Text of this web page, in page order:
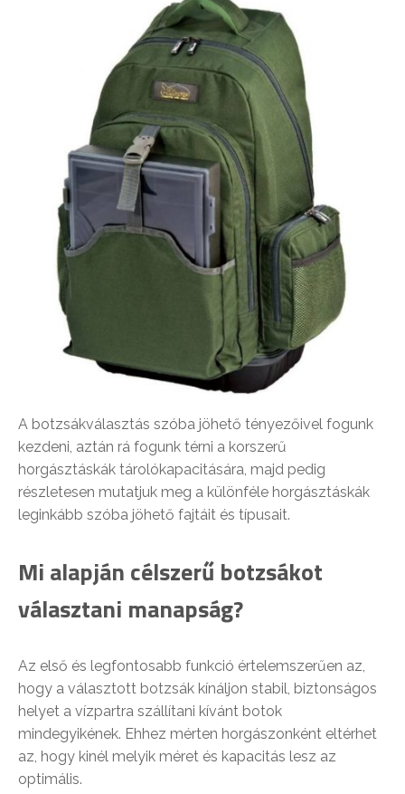
A botzsákválasztás szóba jöhető tényezőivel fogunk
kezdeni, aztán rá fogunk térni a korszerű
horgásztáskák tárolókapacitására, majd pedig
részletesen mutatjuk meg a különféle horgásztáskák
leginkább szóba jöhető fajtáit és típusait.
Mi alapján célszerű botzsákot
választani manapság?
Az első és legfontosabb funkció értelemszerűen az,
hogy a választott botzsák kínáljon stabil, biztonságos
helyet a vízpartra szállítani kívánt botok
mindegyikének. Ehhez mérten horgászonként eltérhet
az, hogy kinél melyik méret és kapacitás lesz az
optimális.